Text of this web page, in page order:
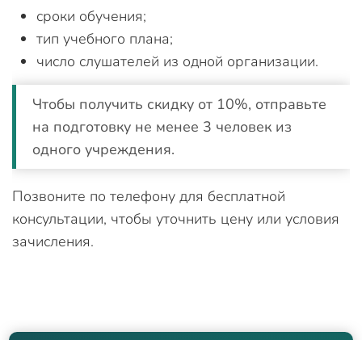
сроки обучения;
тип учебного плана;
число слушателей из одной организации.
Чтобы получить скидку от 10%, отправьте
на подготовку не менее 3 человек из
одного учреждения.
Позвоните по телефону для бесплатной
консультации, чтобы уточнить цену или условия
зачисления.